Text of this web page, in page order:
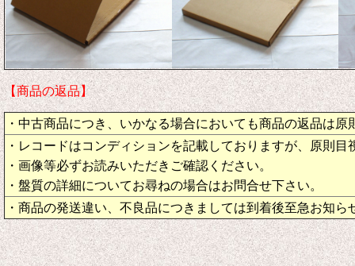
【商品の返品】
・中古商品につき、いかなる場合においても商品の返品は原
・レコードはコンディションを記載しておりますが、原則目
・画像等必ずお読みいただきご確認ください。
・盤質の詳細についてお尋ねの場合はお問合せ下さい。
・商品の発送違い、不良品につきましては到着後至急お知ら